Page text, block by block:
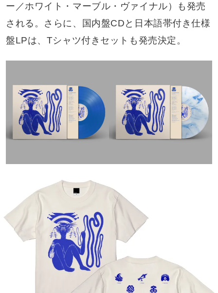
ー／ホワイト・マーブル・ヴァイナル）も発売
される。さらに、国内盤CDと日本語帯付き仕様
盤LPは、Tシャツ付きセットも発売決定。